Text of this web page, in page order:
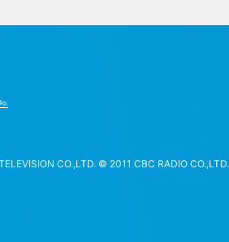
CO.,LTD. © 2011 CBC RADIO CO.,LTD.